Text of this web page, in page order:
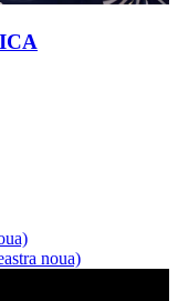
noua)